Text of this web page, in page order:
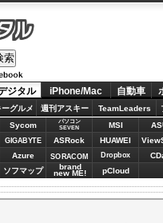
ジタル iPhone/Mac 自動車
ーグルメ 週刊アスキー TeamLeaders
Sycom
パソコン
SEVEN
MSI
GIGABYTE ASRock HUAWEI
Azure SORACOM Dropbox
ソフマップ brand
new ME! pCloud